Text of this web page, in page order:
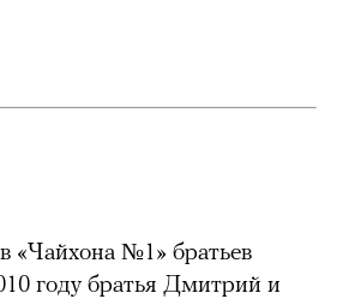
«Чайхона №1» братьев
году братья Дмитрий и